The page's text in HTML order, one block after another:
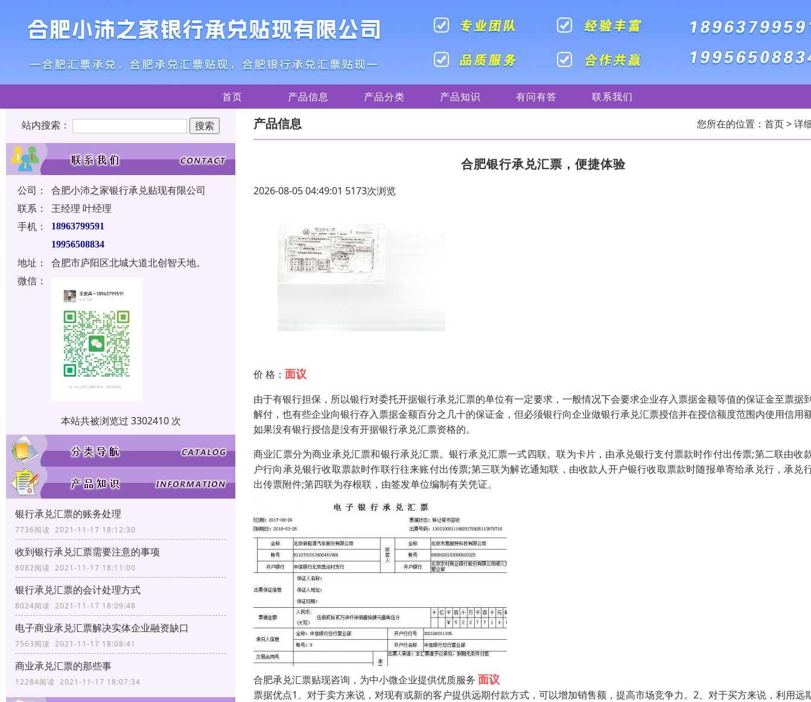
首页 产品信息 产品分类 产品知识 有问有答 联系我们
站内搜索：
公司：
合肥小沛之家银行承兑贴现有限公司
联系：
王经理 叶经理
手机：
18963799591
19956508834
地址：
合肥市庐阳区北城大道北创智天地。
微信：
本站共被浏览过 3302410 次
银行承兑汇票的账务处理
7736阅读 2021-11-17 18:12:30
收到银行承兑汇票需要注意的事项
8082阅读 2021-11-17 18:11:00
银行承兑汇票的会计处理方式
8024阅读 2021-11-17 18:09:48
电子商业承兑汇票解决实体企业融资缺口
7563阅读 2021-11-17 18:08:41
商业承兑汇票的那些事
12284阅读 2021-11-17 18:07:34
产品信息 您所在的位置： 首页> 详
合肥银行承兑汇票，便捷体验
2026-08-05 04:49:01 5173次浏览
价 格： 面议
由于有银行担保，所以银行对委托开据银行承兑汇票的单位有一定要求，一般情况下会要求企业存入票据金额等值的保证金至票据
解付，也有些企业向银行存入票据金额百分之几十的保证金，但必须银行向企业做银行承兑汇票授信并在授信额度范围内使用信用
如果没有银行授信是没有开据银行承兑汇票资格的。
商业汇票分为商业承兑汇票和银行承兑汇票。银行承兑汇票一式四联。联为卡片，由承兑银行支付票款时作付出传票;第二联由收
户行向承兑银行收取票款时作联行往来账付出传票;第三联为解讫通知联，由收款人开户银行收取票款时随报单寄给承兑行，承兑
出传票附件;第四联为存根联，由签发单位编制有关凭证。
合肥承兑汇票贴现咨询，为中小微企业提供优质服务 面议
票据优点1、对于卖方来说，对现有或新的客户提供远期付款方式，可以增加销售额，提高市场竞争力。2、对于买方来说，利用远